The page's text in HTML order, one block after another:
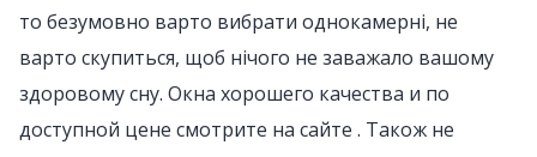
то безумовно варто вибрати однокамерні, не
варто скупиться, щоб нічого не заважало вашому
здоровому сну. Окна хорошего качества и по
доступной цене смотрите на сайте . Також не